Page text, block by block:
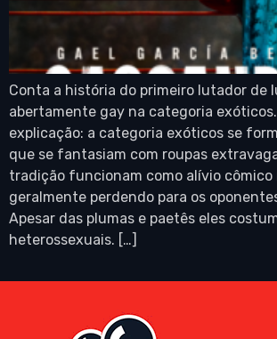
Conta a história do primeiro lutador de
abertamente gay na categoria
explicação: a categoria exóticos se
que se fantasiam com roupas
tradição funcionam como alívio cômico
geralmente perdendo para os
Apesar das plumas e paetês eles
heterossexuais. […]